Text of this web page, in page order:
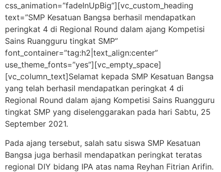
css_animation=”fadeInUpBig”][vc_custom_heading
text=”SMP Kesatuan Bangsa berhasil mendapatkan
peringkat 4 di Regional Round dalam ajang Kompetisi
Sains Ruangguru tingkat SMP”
font_container=”tag:h2|text_align:center”
use_theme_fonts=”yes”][vc_empty_space]
[vc_column_text]Selamat kepada SMP Kesatuan Bangsa
yang telah berhasil mendapatkan peringkat 4 di
Regional Round dalam ajang Kompetisi Sains Ruangguru
tingkat SMP yang diselenggarakan pada hari Sabtu, 25
September 2021.
Pada ajang tersebut, salah satu siswa SMP Kesatuan
Bangsa juga berhasil mendapatkan peringkat teratas
regional DIY bidang IPA atas nama Reyhan Fitrian Arifin.